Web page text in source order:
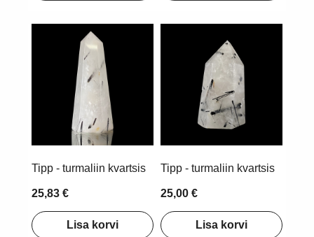
Tipp - turmaliin kvartsis
25,83 €
Lisa korvi
Tipp - turmaliin kvartsis
25,00 €
Lisa korvi